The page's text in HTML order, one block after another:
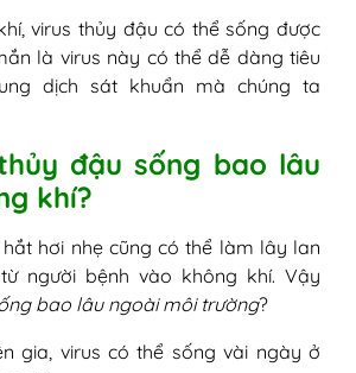
virus thủy đậu có thể sống được
là virus này có thể dễ dàng tiêu
dịch sát khuẩn mà chúng ta
đậu sống bao lâu
khí?
hơi nhẹ cũng có thể làm lây lan
người bệnh vào không khí. Vậy
bao lâu ngoài môi trường?
gia, virus có thể sống vài ngày ở